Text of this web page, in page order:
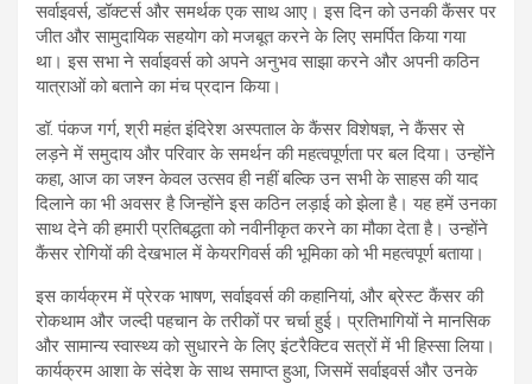
सर्वाइवर्स, डॉक्टर्स और समर्थक एक साथ आए। इस दिन को उनकी कैंसर पर
जीत और सामुदायिक सहयोग को मजबूत करने के लिए समर्पित किया गया
था। इस सभा ने सर्वाइवर्स को अपने अनुभव साझा करने और अपनी कठिन
यात्राओं को बताने का मंच प्रदान किया।
डॉ. पंकज गर्ग, श्री महंत इंदिरेश अस्पताल के कैंसर विशेषज्ञ, ने कैंसर से
लड़ने में समुदाय और परिवार के समर्थन की महत्वपूर्णता पर बल दिया। उन्होंने
कहा, आज का जश्न केवल उत्सव ही नहीं बल्कि उन सभी के साहस की याद
दिलाने का भी अवसर है जिन्होंने इस कठिन लड़ाई को झेला है। यह हमें उनका
साथ देने की हमारी प्रतिबद्धता को नवीनीकृत करने का मौका देता है। उन्होंने
कैंसर रोगियों की देखभाल में केयरगिवर्स की भूमिका को भी महत्वपूर्ण बताया।
इस कार्यक्रम में प्रेरक भाषण, सर्वाइवर्स की कहानियां, और ब्रेस्ट कैंसर की
रोकथाम और जल्दी पहचान के तरीकों पर चर्चा हुई। प्रतिभागियों ने मानसिक
और सामान्य स्वास्थ्य को सुधारने के लिए इंटरैक्टिव सत्रों में भी हिस्सा लिया।
कार्यक्रम आशा के संदेश के साथ समाप्त हुआ, जिसमें सर्वाइवर्स और उनके